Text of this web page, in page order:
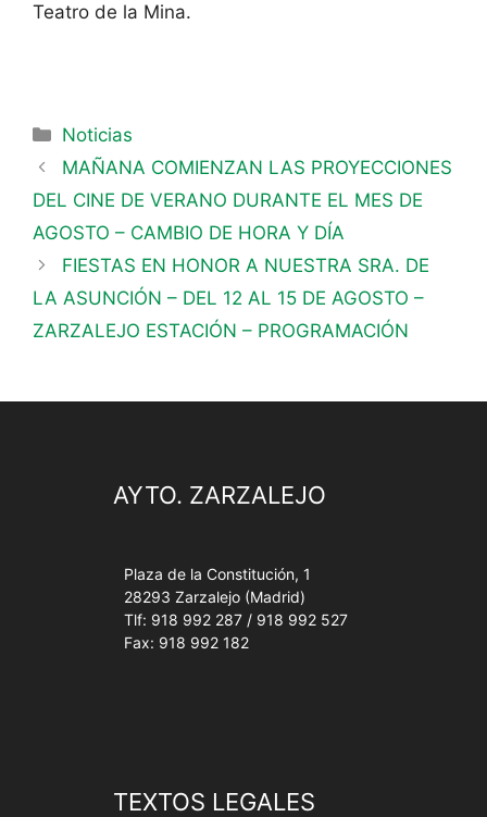
Teatro de la Mina.
Noticias
MAÑANA COMIENZAN LAS PROYECCIONES
DEL CINE DE VERANO DURANTE EL MES DE
AGOSTO – CAMBIO DE HORA Y DÍA
FIESTAS EN HONOR A NUESTRA SRA. DE
LA ASUNCIÓN – DEL 12 AL 15 DE AGOSTO –
ZARZALEJO ESTACIÓN – PROGRAMACIÓN
AYTO. ZARZALEJO
Plaza de la Constitución, 1
28293 Zarzalejo (Madrid)
Tlf: 918 992 287 / 918 992 527
Fax: 918 992 182
TEXTOS LEGALES